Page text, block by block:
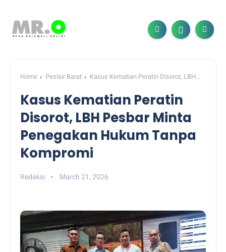
Home Pesisir Barat
Kasus Kematian Peratin Disorot, LBH
Kasus Kematian Peratin
Disorot, LBH Pesbar Minta
Penegakan Hukum Tanpa
Kompromi
Redaksi March 21, 2026